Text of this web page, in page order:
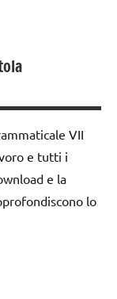
VII
e tutti i
e la
lo